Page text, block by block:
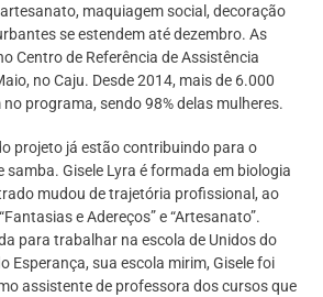
maquiagem social, decoração
se estendem até dezembro. As
Centro de Referência de Assistência
no Caju. Desde 2014, mais de 6.000
programa, sendo 98% delas mulheres.
projeto já estão contribuindo para o
samba. Gisele Lyra é formada em biologia
mudou de trajetória profissional, ao
e Adereços” e “Artesanato”.
para trabalhar na escola de Unidos do
Esperança, sua escola mirim, Gisele foi
assistente de professora dos cursos que